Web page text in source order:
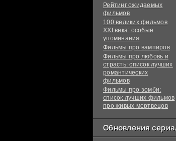
Рейтинг ожидаемых
фильмов
100 великих фильмов
XXI века: особые
упоминания
Фильмы про вампиров
Фильмы про любовь и
страсть: список лучших
романтических
фильмов
Фильмы про зомби:
список лучших фильмов
про живых мертвецов
Обновления